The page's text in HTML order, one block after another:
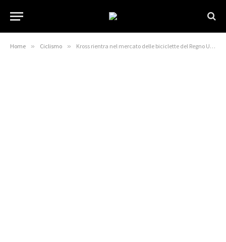
Home » Ciclismo » Kross rientra nel mercato delle biciclette del Regno Unito con una nuova partnership di distribuzione